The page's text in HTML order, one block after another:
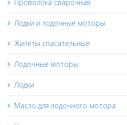
Проволока сварочная
Лодки и лодочные моторы
Жилеты спасательные
Лодочные моторы
Лодки
Масло для лодочного мотора